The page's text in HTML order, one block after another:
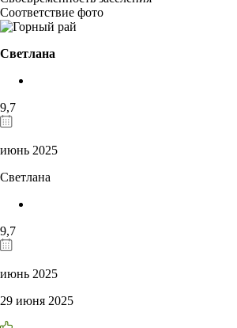
Соответствие фото
Светлана
9,7
июнь 2025
Светлана
9,7
июнь 2025
29 июня 2025